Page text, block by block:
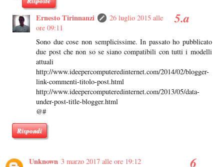
Ernesto Tirinnanzi
26 luglio 2015 alle
ore 09:11
Sono due cose non semplicissime. In passato ho pubblicato
due post che non so se siano compatibili con tutti i modelli
attuali
http://www.ideepercomputeredinternet.com/2014/02/blogger-
link-commenti-titolo-post.html
http://www.ideepercomputeredinternet.com/2013/05/data-
under-post-title-blogger.html
@#
Rispondi
Unknown 3 marzo 2017 alle ore 19:12